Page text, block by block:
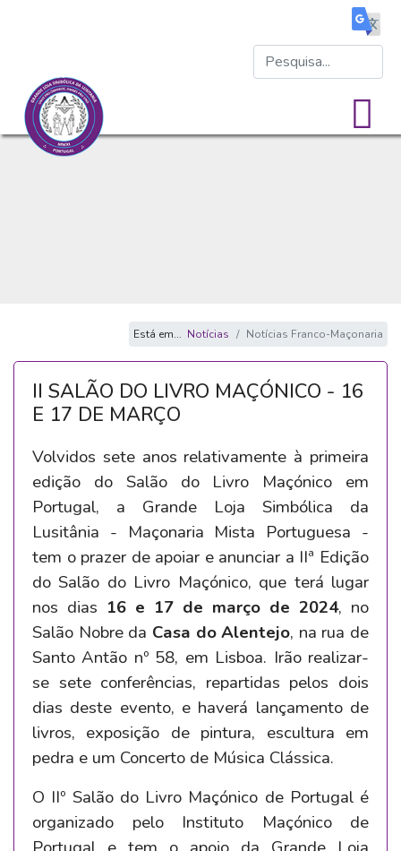
Está em... Notícias Notícias Franco-Maçonaria
II SALÃO DO LIVRO MAÇÓNICO - 16
E 17 DE MARÇO
Volvidos sete anos relativamente à primeira
edição do Salão do Livro Maçónico em
Portugal, a Grande Loja Simbólica da
Lusitânia - Maçonaria Mista Portuguesa -
tem o prazer de apoiar e anunciar a IIª Edição
do Salão do Livro Maçónico, que terá lugar
nos dias 16 e 17 de março de 2024, no
Salão Nobre da Casa do Alentejo, na rua de
Santo Antão nº 58, em Lisboa. Irão realizar-
se sete conferências, repartidas pelos dois
dias deste evento, e haverá lançamento de
livros, exposição de pintura, escultura em
pedra e um Concerto de Música Clássica.
O IIº Salão do Livro Maçónico de Portugal é
organizado pelo Instituto Maçónico de